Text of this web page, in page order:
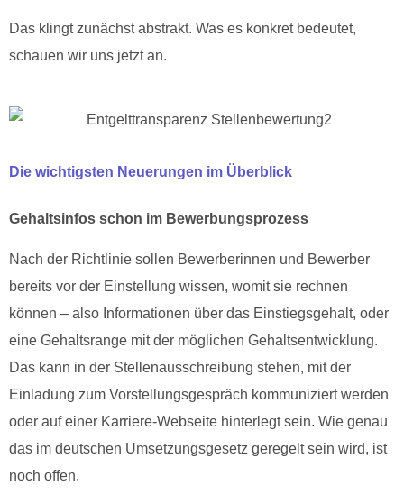
Das klingt zunächst abstrakt. Was es konkret bedeutet,
schauen wir uns jetzt an.
Die wichtigsten Neuerungen im Überblick
Gehaltsinfos schon im Bewerbungsprozess
Nach der Richtlinie sollen Bewerberinnen und Bewerber
bereits vor der Einstellung wissen, womit sie rechnen
können – also Informationen über das Einstiegsgehalt, oder
eine Gehaltsrange mit der möglichen Gehaltsentwicklung.
Das kann in der Stellenausschreibung stehen, mit der
Einladung zum Vorstellungsgespräch kommuniziert werden
oder auf einer Karriere-Webseite hinterlegt sein. Wie genau
das im deutschen Umsetzungsgesetz geregelt sein wird, ist
noch offen.